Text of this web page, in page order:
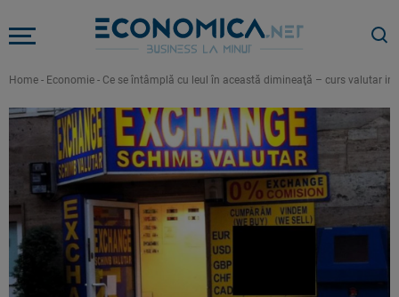
Home - Economie - Ce se întâmplă cu leul în această dimineaţă – curs valutar